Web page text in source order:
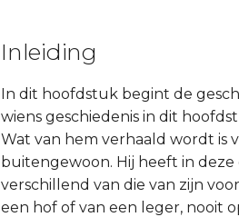
Inleiding
In dit hoofdstuk begint de
wiens geschiedenis in dit
Wat van hem verhaald wordt is
buitengewoon. Hij heeft in
verschillend van die van zijn
een hof of van een leger, nooit